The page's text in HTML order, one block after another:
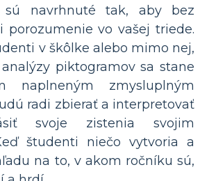
sú navrhnuté tak, aby bez
porozumenie vo vašej triede.
v škôlke alebo mimo nej,
piktogramov sa stane
naplneným zmysluplným
radi zbierať a interpretovať
svoje zistenia svojim
študenti niečo vytvoria a
na to, v akom ročníku sú,